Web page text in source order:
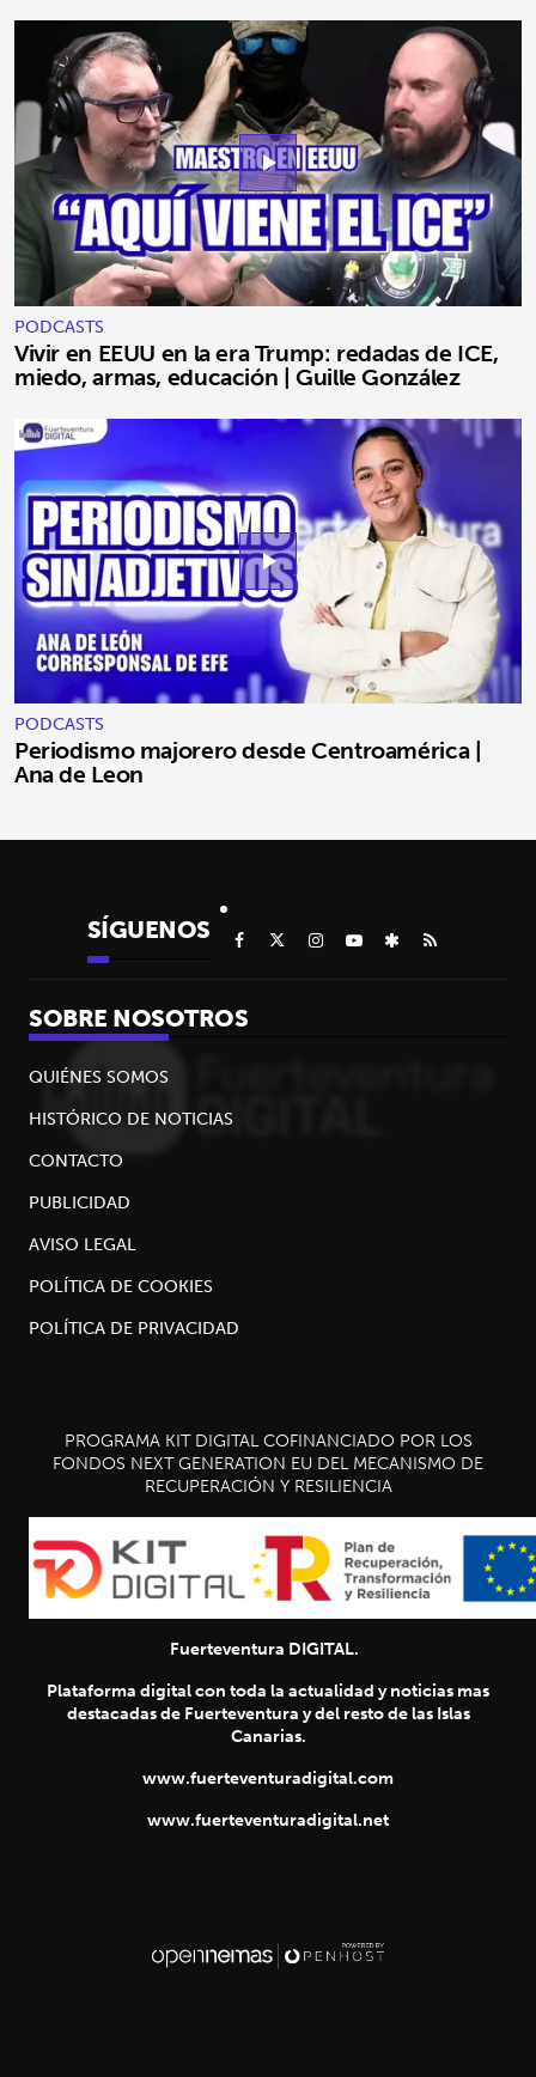
play_arrow
PODCASTS
Vivir en EEUU en la era Trump: redadas de ICE,
miedo, armas, educación | Guille González
play_arrow
PODCASTS
Periodismo majorero desde Centroamérica |
Ana de Leon
SÍGUENOS
SOBRE NOSOTROS
QUIÉNES SOMOS
HISTÓRICO DE NOTICIAS
CONTACTO
PUBLICIDAD
AVISO LEGAL
POLÍTICA DE COOKIES
POLÍTICA DE PRIVACIDAD
PROGRAMA KIT DIGITAL COFINANCIADO POR LOS
FONDOS NEXT GENERATION EU DEL MECANISMO DE
RECUPERACIÓN Y RESILIENCIA
Fuerteventura DIGITAL.
Plataforma digital con toda la actualidad y noticias mas
destacadas de Fuerteventura y del resto de las Islas
Canarias.
www.fuerteventuradigital.com
www.fuerteventuradigital.net